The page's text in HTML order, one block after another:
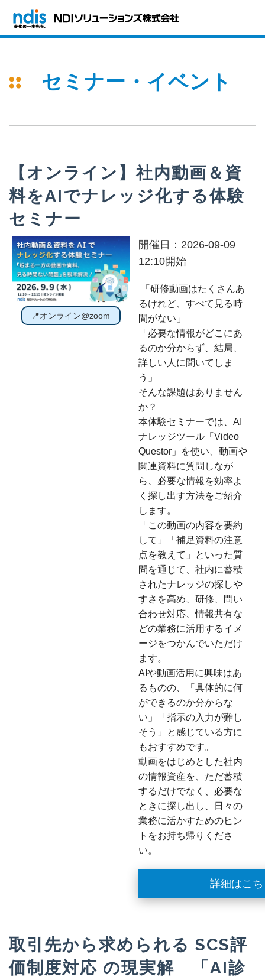
セミナー・イベント
【オンライン】社内動画＆資
料をAIでナレッジ化する体験
セミナー
📍オンライン@zoom
開催日：2026-09-09
12:10開始
「研修動画はたくさんあ
るけれど、すべて見る時
間がない」
「必要な情報がどこにあ
るのか分からず、結局、
詳しい人に聞いてしま
う」
そんな課題はありません
か？
本体験セミナーでは、AI
ナレッジツール「Video
Questor」を使い、動画や
関連資料に質問しなが
ら、必要な情報を効率よ
く探し出す方法をご紹介
します。
「この動画の内容を要約
して」「補足資料の注意
点を教えて」といった質
問を通じて、社内に蓄積
されたナレッジの探しや
すさを高め、研修、問い
合わせ対応、情報共有な
どの業務に活用するイメ
ージをつかんでいただけ
ます。
AIや動画活用に興味はあ
るものの、「具体的に何
ができるのか分からな
い」「指示の入力が難し
そう」と感じている方に
もおすすめです。
動画をはじめとした社内
の情報資産を、ただ蓄積
するだけでなく、必要な
ときに探し出し、日々の
業務に活かすためのヒン
トをお持ち帰りくださ
い。
詳細はこ
取引先から求められる SCS評
価制度対応 の現実解 「AI診